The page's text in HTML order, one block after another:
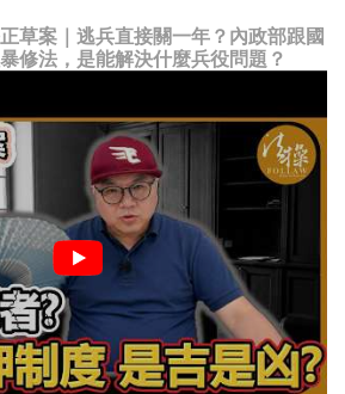
草案｜逃兵直接關一年？內政部跟國
修法，是能解決什麼兵役問題？